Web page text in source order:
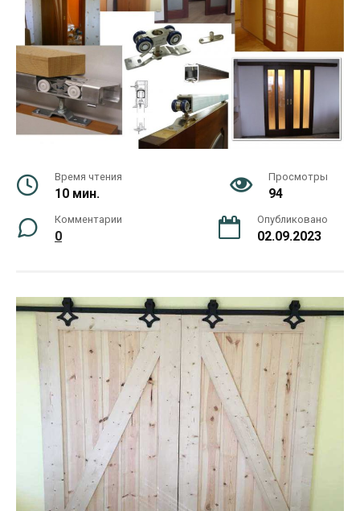
Время чтения
10 мин.
Просмотры
94
Комментарии
0
Опубликовано
02.09.2023